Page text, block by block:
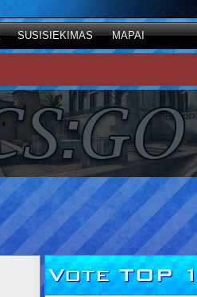
SUSISIEKIMAS MAPAI
Vote TOP